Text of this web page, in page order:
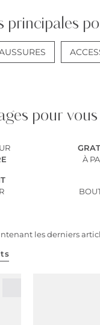
principales
pour vous
À
les derniers